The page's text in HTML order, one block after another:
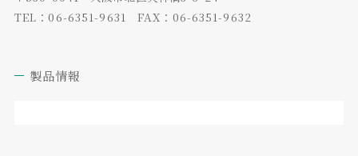
TEL：06-6351-9631 FAX：06-6351-9632
製品情報